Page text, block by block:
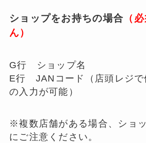
ショップをお持ちの場合 （
ん）
G行 ショップ名
E行 JANコード（店頭レジで
の入力が可能）
※複数店舗がある場合、ショ
にご注意ください。